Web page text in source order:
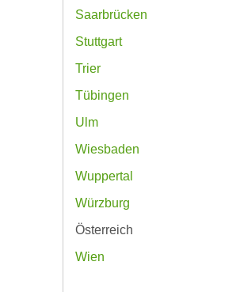
Saarbrücken
Stuttgart
Trier
Tübingen
Ulm
Wiesbaden
Wuppertal
Würzburg
Österreich
Wien